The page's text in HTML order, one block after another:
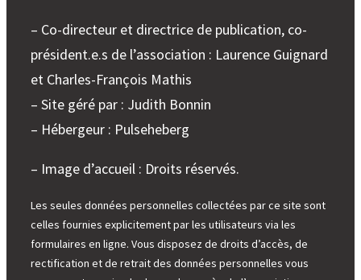
– Co-directeur et directrice de publication, co-
président.e.s de l’association : Laurence Guignard
et Charles-François Mathis
– Site géré par : Judith Bonnin
– Hébergeur : Pulseheberg
– Image d’accueil : Droits réservés.
Les seules données personnelles collectées par ce site sont
celles fournies explicitement par les utilisateurs via les
formulaires en ligne. Vous disposez de droits d’accès, de
rectification et de retrait des données personnelles vous